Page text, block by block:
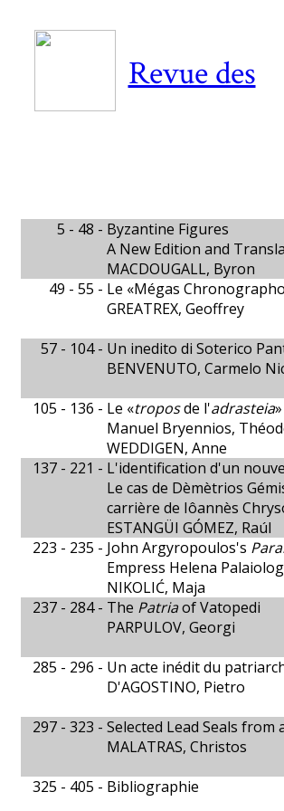
Revue des
5 - 48 - Byzantine Figures
A New Edition and
MACDOUGALL, Byron
49 - 55 - Le «Mégas
GREATREX, Geoffrey
57 - 104 - Un inedito di Soterico
BENVENUTO, Carmelo
105 - 136 - Le «troposde l'adrasteia»
Manuel Bryennios,
WEDDIGEN, Anne
137 - 221 - L'identification d'un
Le cas de Dèmètrios
carrière de Iôannès
ESTANGÜI GÓMEZ, Raúl
223 - 235 - John Argyropoulos's
Empress Helena
NIKOLIĆ, Maja
237 - 284 - The Patriaof Vatopedi
PARPULOV, Georgi
285 - 296 - Un acte inédit du
D'AGOSTINO, Pietro
297 - 323 - Selected Lead Seals
MALATRAS, Christos
325 - 405 - Bibliographie